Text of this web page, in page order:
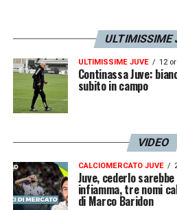
ULTIMISSIME
ULTIMISSIME JUVE 12
Continassa Juve:
subito in campo
VIDEO
CALCIOMERCATO JUVE
Juve, cederlo
infiamma, tre nomi
di Marco Baridon